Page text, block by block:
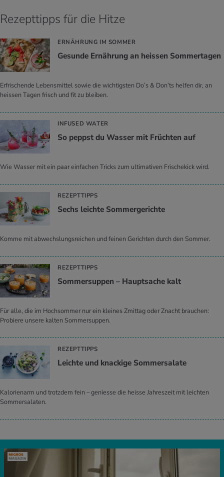
Rezepttipps für die Hitze
ERNÄHRUNG IM SOMMER
Ge­sun­de Er­näh­rung an heis­sen Som­mer­ta­gen
Erfrischende Lebensmittel sowie die wichtigsten Do’s & Don’ts helfen dir, an
heissen Tagen frisch und fit zu bleiben.
INFUSED WATER
So peppst du Was­ser mit Früch­ten auf
Wie Wasser mit ein paar einfachen Tricks zum ultimativen Frischekick wird.
REZEPTTIPPS
Sechs leich­te Som­mer­ge­rich­te
Komme mit abwechslungsreichen und feinen Gerichten durch den Sommer.
REZEPTTIPPS
Som­mer­sup­pen – Haupt­sa­che kalt
Für alle, die im Hochsommer nur ein kleines Zmittag oder Znacht brauchen:
Probiere unsere kalten Sommersuppen.
REZEPTTIPPS
Leich­te und kna­cki­ge Som­mer­sa­la­te
Kalorienarm und trotzdem fein – geniesse die heisse Jahreszeit mit leichten
Sommersalaten.